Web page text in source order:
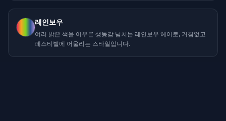
레인보우
여러 밝은 색을 어우른 생동감 넘치는 레인보우 헤어로, 거침없고
페스티벌에 어울리는 스타일입니다.